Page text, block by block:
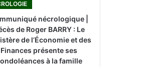
nécrologique |
de Roger BARRY : Le
de l’Économie et des
Finances présente ses
à la famille